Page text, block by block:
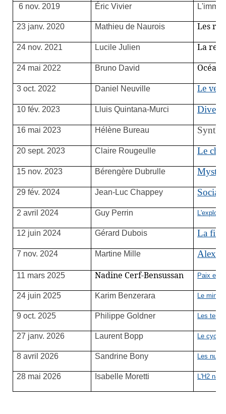
6 nov. 2019 Éric Vivier
23 janv. 2020 Mathieu de Naurois Les
24 nov. 2021 Lucile Julien La
24 mai 2022 Bruno David Océan
3 oct. 2022 Daniel Neuville Le
10 fév. 2023 Lluis Quintana-Murci
16 mai 2023 Hélène Bureau
20 sept. 2023 Claire Rougeulle Le
15 nov. 2023 Bérengère Dubrulle
29 fév. 2024 Jean-Luc Chappey
2 avril 2024 Guy Perrin
12 juin 2024 Gérard Dubois La fin
7 nov. 2024 Martine Mille
11 mars 2025 Nadine Cerf-Bensussan Paix et
24 juin 2025 Karim Benzerara Le
9 oct. 2025 Philippe Goldner Les
27 janv. 2026 Laurent Bopp Le cycle
8 avril 2026 Sandrine Bony Les
28 mai 2026 Isabelle Moretti L'H2